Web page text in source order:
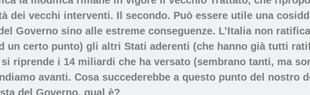
dei vecchi interventi. Il secondo. Può essere utile una
Governo sino alle estreme conseguenze. L’Italia non
un certo punto) gli altri Stati aderenti (che hanno già tutti
riprende i 14 miliardi che ha versato (sembrano tanti, ma
avanti. Cosa succederebbe a questo punto del nostro
del Governo, qual è?